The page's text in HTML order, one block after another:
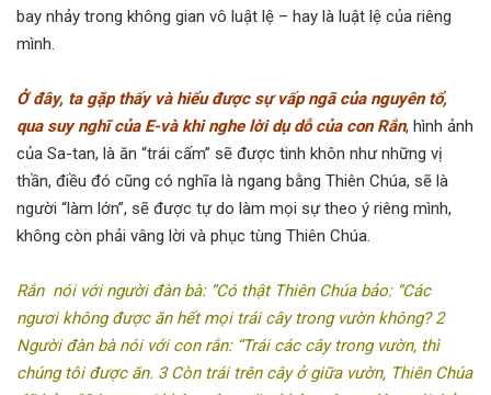
bay nhảy trong không gian vô luật lệ – hay là luật lệ của riêng
mình.
Ở đây, ta gặp thấy và hiểu được sự vấp ngã của nguyên tổ,
qua suy nghĩ của E-và khi nghe lời dụ dỗ của con Rắn, hình ảnh
của Sa-tan, là ăn “trái cấm” sẽ được tinh khôn như những vị
thần, điều đó cũng có nghĩa là ngang bằng Thiên Chúa, sẽ là
người “làm lớn”, sẽ được tự do làm mọi sự theo ý riêng mình,
không còn phải vâng lời và phục tùng Thiên Chúa.
Rắn nói với người đàn bà: “Có thật Thiên Chúa bảo: “Các
ngươi không được ăn hết mọi trái cây trong vườn không? 2
Người đàn bà nói với con rắn: “Trái các cây trong vườn, thì
chúng tôi được ăn. 3 Còn trái trên cây ở giữa vườn, Thiên Chúa